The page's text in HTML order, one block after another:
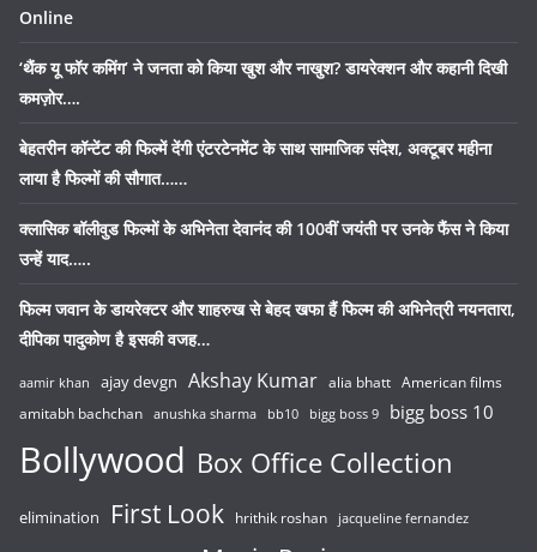
Online
‘थैंक यू फॉर कमिंग’ ने जनता को किया खुश और नाखुश? डायरेक्शन और कहानी दिखी
कमज़ोर….
बेहतरीन कॉन्टेंट की फिल्में देंगी एंटरटेनमेंट के साथ सामाजिक संदेश, अक्टूबर महीना
लाया है फिल्मों की सौगात……
क्लासिक बॉलीवुड फिल्मों के अभिनेता देवानंद की 100वीं जयंती पर उनके फैंस ने किया
उन्हें याद…..
फिल्म जवान के डायरेक्टर और शाहरुख से बेहद खफा हैं फिल्म की अभिनेत्री नयनतारा,
दीपिका पादुकोण है इसकी वजह…
aamir khan ajay devgn Akshay Kumar alia bhatt American films
amitabh bachchan anushka sharma bb10 bigg boss 9 bigg boss 10
Bollywood Box Office Collection
elimination First Look hrithik roshan jacqueline fernandez